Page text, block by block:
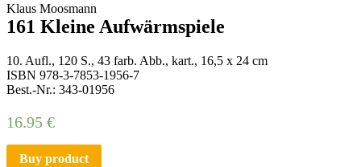
Klaus Moosmann
161 Kleine Aufwärmspiele
10. Aufl., 120 S., 43 farb. Abb., kart., 16,5 x 24 cm
ISBN 978-3-7853-1956-7
Best.-Nr.: 343-01956
16.95 €
Buy product